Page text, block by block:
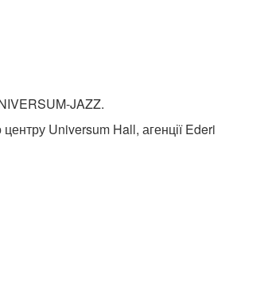
JAZZ.
центру Universum Hall, агенції Ederi